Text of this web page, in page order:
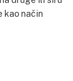
kao način